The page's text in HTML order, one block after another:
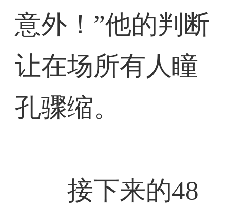
意外！”他的判断
让在场所有人瞳
孔骤缩。
接下来的48